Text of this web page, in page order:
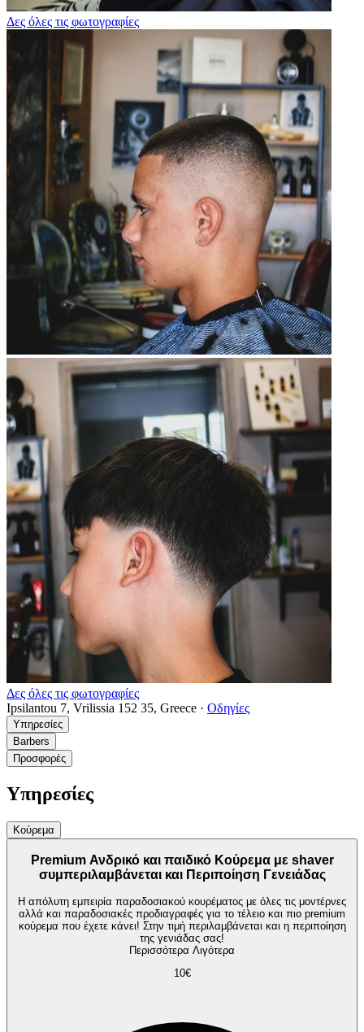
Δες όλες τις φωτογραφίες
Δες όλες τις φωτογραφίες
Ipsilantou 7, Vrilissia 152 35, Greece · Οδηγίες
Υπηρεσίες
Barbers
Προσφορές
Υπηρεσίες
Κούρεμα
Premium Ανδρικό και παιδικό Κούρεμα με shaver
συμπεριλαμβάνεται και Περιποίηση Γενειάδας
Η απόλυτη εμπειρία παραδοσιακού κουρέματος με όλες τις μοντέρνες
αλλά και παραδοσιακές προδιαγραφές για το τέλειο και πιο premium
κούρεμα που έχετε κάνει! Στην τιμή περιλαμβάνεται και η περιποίηση
της γενιάδας σας!
Περισσότερα Λιγότερα
10€